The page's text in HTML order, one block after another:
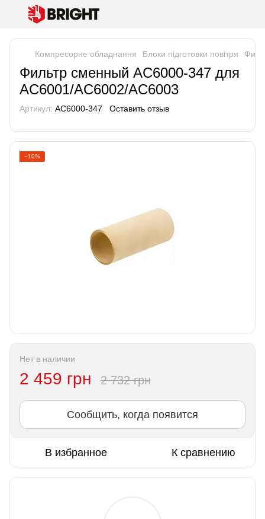
Компресорне обладнання Блоки підготовки повітря
Фильтр сменный AC6000-347 для
AC6001/AC6002/AC6003
Артикул: AC6000-347 Оставить отзыв
−10%
Нет в наличии
2 459 грн 2 732 грн
Сообщить, когда появится
В избранное К сравнению